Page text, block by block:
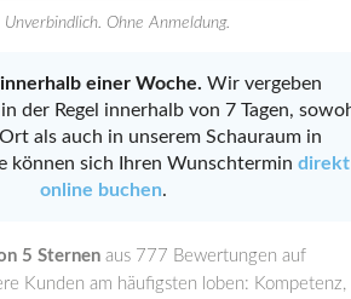
Unverbindlich. Ohne Anmeldung.
einer Woche. Wir vergeben
der Regel innerhalb von 7 Tagen,
als auch in unserem Schauraum in
können sich Ihren Wunschtermin direkt
online buchen.
5 Sternen aus 777 Bewertungen auf
Kunden am häufigsten loben: Kompetenz,